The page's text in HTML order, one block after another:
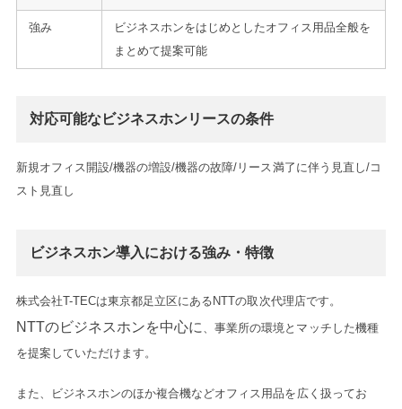
強み
ビジネスホンをはじめとしたオフィス用品全般を
まとめて提案可能
対応可能なビジネスホンリースの条件
新規オフィス開設/機器の増設/機器の故障/リース満了に伴う見直し/コ
スト見直し
ビジネスホン導入における強み・特徴
株式会社T-TECは東京都足立区にあるNTTの取次代理店です。
NTTのビジネスホンを中心に
、事業所の環境とマッチした機種
を提案していただけます。
また、ビジネスホンのほか複合機などオフィス用品を広く扱ってお